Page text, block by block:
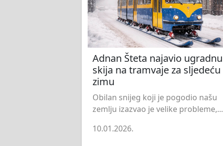
Adnan Šteta najavio ugradnu
skija na tramvaje za sljedeću
zimu
Obilan snijeg koji je pogodio našu
zemlju izazvao je velike probleme,...
10.01.2026.